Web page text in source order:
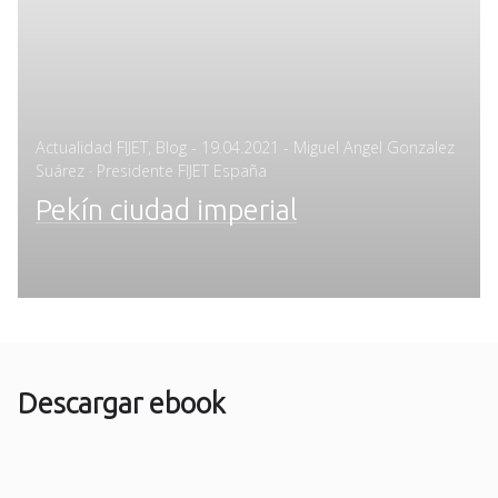
Actualidad FIJET Blog - Posted
on
19.04.2021 - Miguel Angel Gonzalez
Suárez · Presidente FIJET España
Pekín ciudad imperial
Descargar ebook